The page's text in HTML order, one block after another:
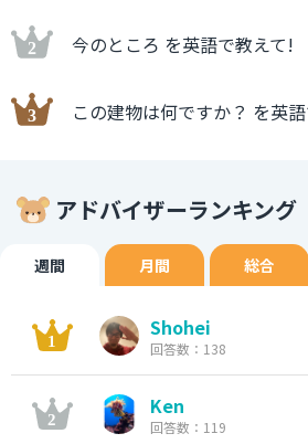
今のところ を英語で教えて!
この建物は何ですか？ を英
アドバイザーランキング
週間 月間 総合
Shohei
回答数：138
Ken
回答数：119